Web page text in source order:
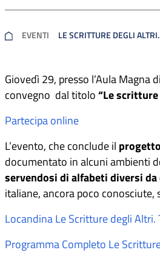
EVENTI LE SCRITTURE DEGLI
Giovedì 29, presso l’Aula Magna
convegno dal titolo“Le
Partecipa online
L’evento, che conclude il
documentato in alcuni ambienti
servendosi di alfabeti diversi
italiane, ancora poco
Locandina Le Scritture degli
Programma Completo Le